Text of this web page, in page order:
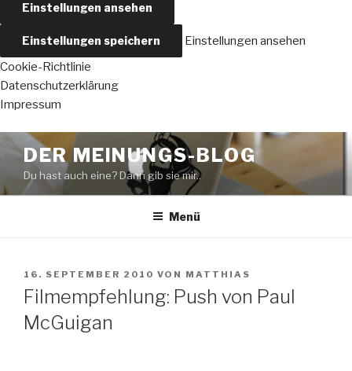
Einstellungen ansehen
Einstellungen speichern
Einstellungen ansehen
Cookie-Richtlinie
Datenschutzerklärung
Impressum
Zum
Inhalt
springen
DER MEINUNGS-BLOG
Du hast auch eine? Dann gib sie mir..
Menü
VERÖFFENTLICHT
AM
16. SEPTEMBER 2010 VON MATTHIAS
Filmempfehlung: Push von Paul
McGuigan